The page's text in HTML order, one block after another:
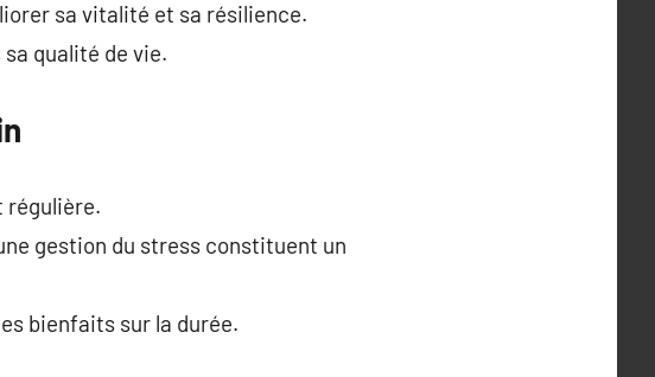
sa vitalité et sa résilience.
qualité de vie.
régulière.
gestion du stress constituent un
bienfaits sur la durée.